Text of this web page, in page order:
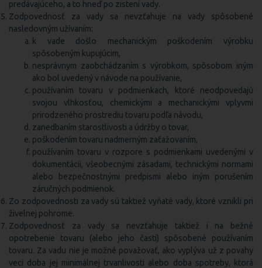
predávajúceho, a to hneď po zistení vady.
Zodpovednosť za vady sa nevzťahuje na vady spôsobené
nasledovným užívaním:
k vade došlo mechanickým poškodením výrobku
spôsobeným kupujúcim,
nesprávnym zaobchádzaním s výrobkom, spôsobom iným
ako bol uvedený v návode na používanie,
používaním tovaru v podmienkach, ktoré neodpovedajú
svojou vlhkosťou, chemickými a mechanickými vplyvmi
prirodzeného prostrediu tovaru podľa návodu,
zanedbaním starostlivosti a údržby o tovar,
poškodením tovaru nadmerným zaťažovaním,
používaním tovaru v rozpore s podmienkami uvedenými v
dokumentácii, všeobecnými zásadami, technickými normami
alebo bezpečnostnými predpismi alebo iným porušením
záručných podmienok.
Zo zodpovednosti za vady sú taktiež vyňaté vady, ktoré vznikli pri
živelnej pohrome.
Zodpovednosť za vady sa nevzťahuje taktiež i na bežné
opotrebenie tovaru (alebo jeho časti) spôsobené používaním
tovaru. Za vadu nie je možné považovať, ako vyplýva už z povahy
veci doba jej minimálnej trvanlivosti alebo doba spotreby, ktorá